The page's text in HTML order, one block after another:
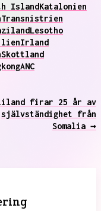
IslandKatalonien
Transnistrien
Lesotho
Irland
Skottland
ANC
firar 25 år av
självständighet från
Somalia →